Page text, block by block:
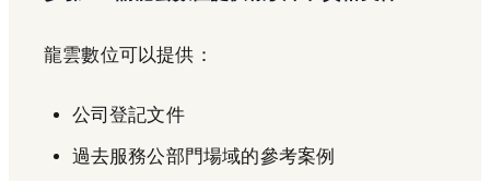
龍雲數位可以提供：
公司登記文件
過去服務公部門場域的參考案例